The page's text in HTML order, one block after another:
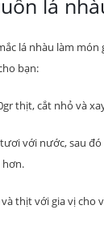
lá
lá nhàu làm món
bạn:
thịt, cắt nhỏ và
với nước, sau
hơn.
thịt với gia vị cho